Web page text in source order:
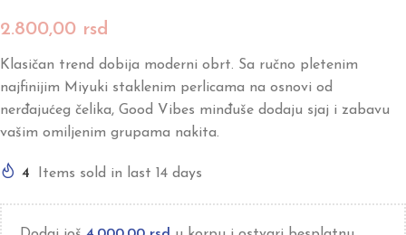
2.800,00 rsd
Klasičan trend dobija moderni obrt. Sa ručno pletenim
najfinijim Miyuki staklenim perlicama na osnovi od
nerđajućeg čelika, Good Vibes minđuše dodaju sjaj i zabavu
vašim omiljenim grupama nakita.
4 Items sold in last 14 days